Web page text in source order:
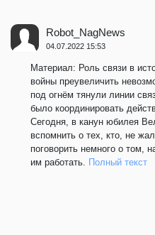
Robot_NagNews
04.07.2022 15:53
Материал: Роль связи в
войны преувеличить
под огнём тянули линии
было координировать
Сегодня, в канун юбилея
вспомнить о тех, кто, не
поговорить немного о том,
им работать. Полный текст